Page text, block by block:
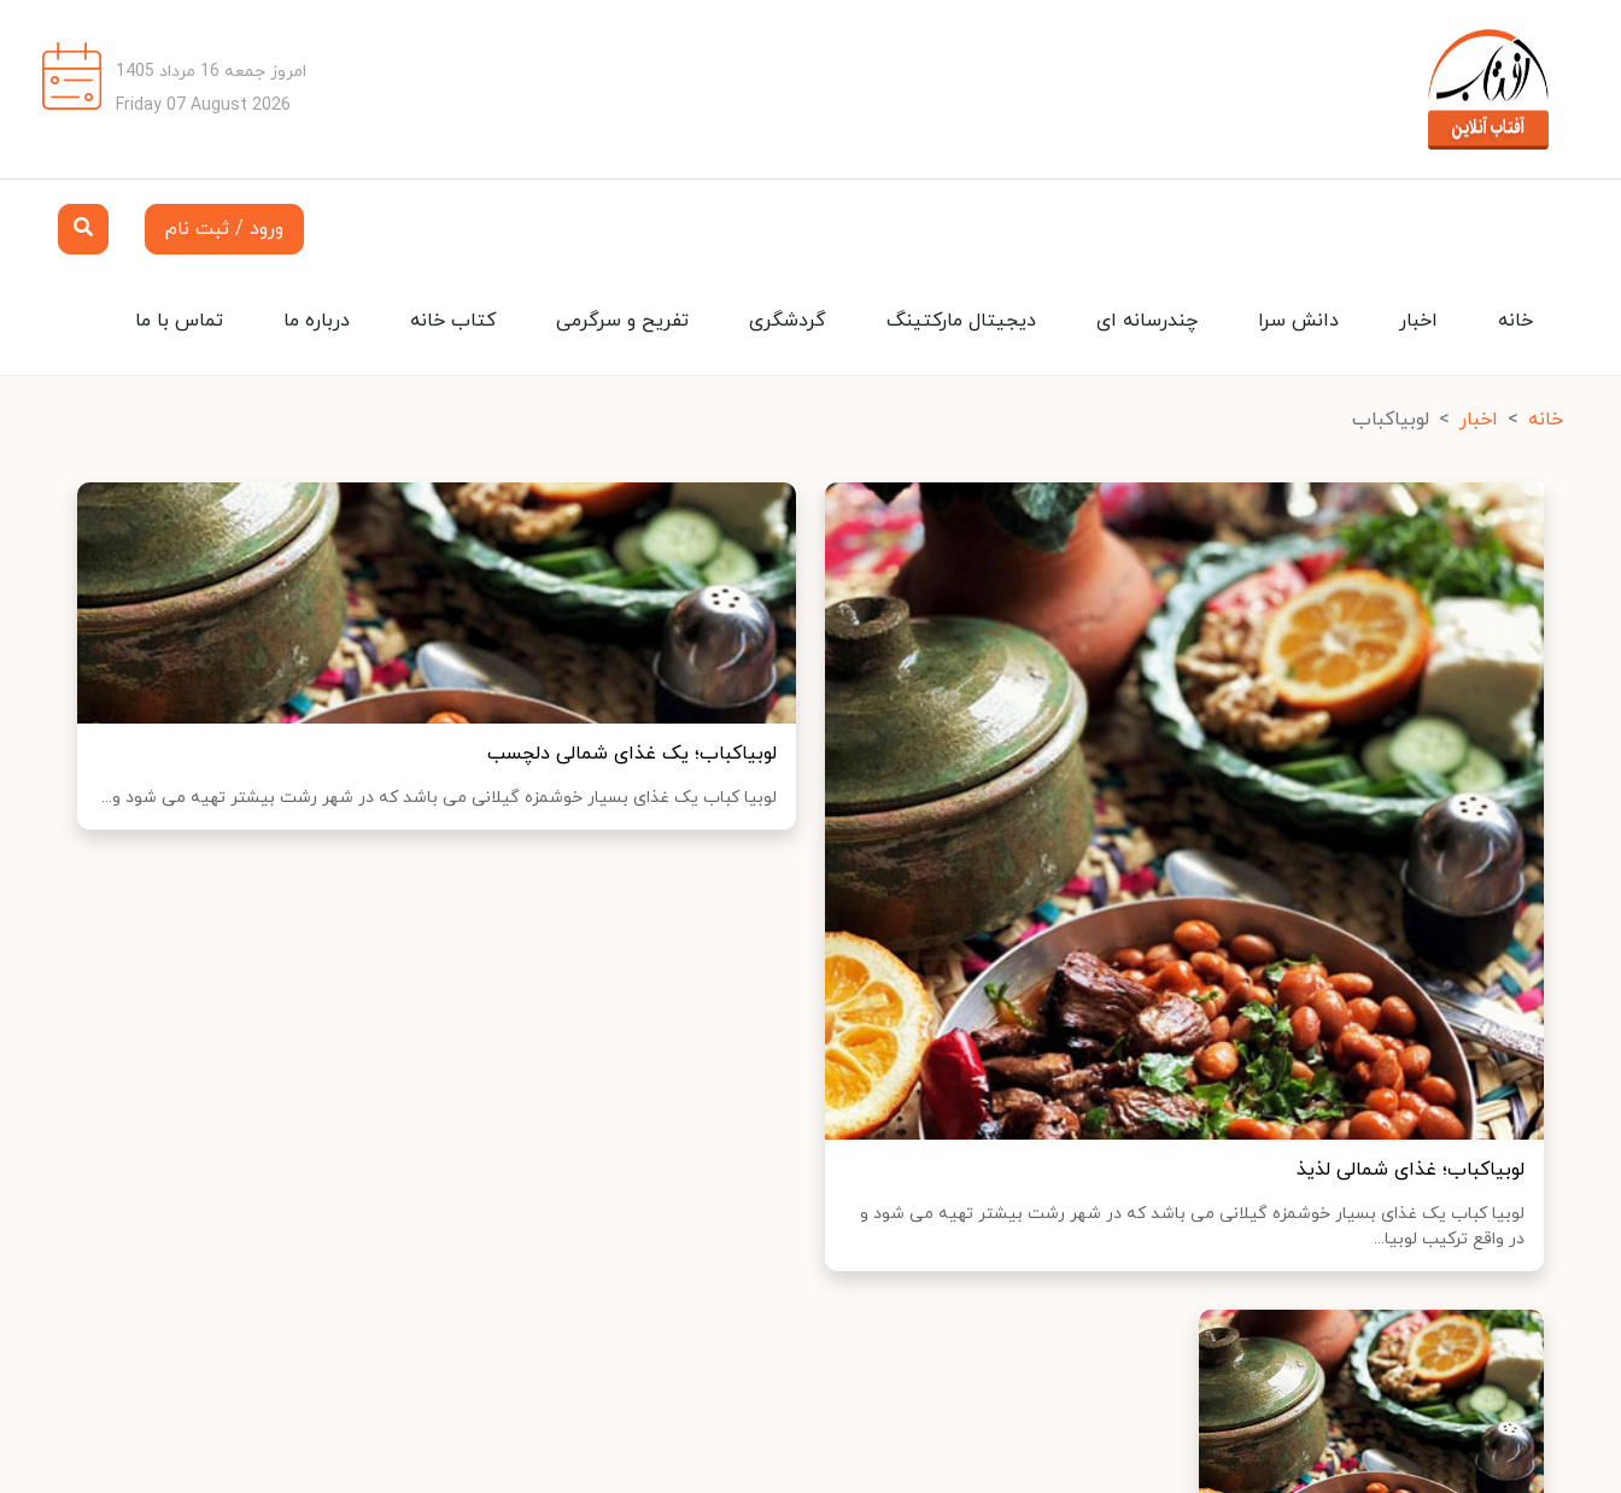
امروز جمعه 16 مرداد 1405
Friday 07 August 2026
ورود / ثبت نام
تماس با ما درباره ما کتاب خانه تفریح و سرگرمی گردشگری دیجیتال مارکتینگ چندرسانه ای دانش سرا اخبار خانه
خانه اخبار لوبیاکباب
لوبیاکباب؛ غذای شمالی لذیذ
لوبیا کباب یک غذای بسیار خوشمزه گیلانی می باشد که در شهر رشت بیشتر تهیه می شود و
در واقع ترکیب لوبیا...
لوبیاکباب؛ یک غذای شمالی دلچسب
لوبیا کباب یک غذای بسیار خوشمزه گیلانی می باشد که در شهر رشت بیشتر تهیه می شود و...